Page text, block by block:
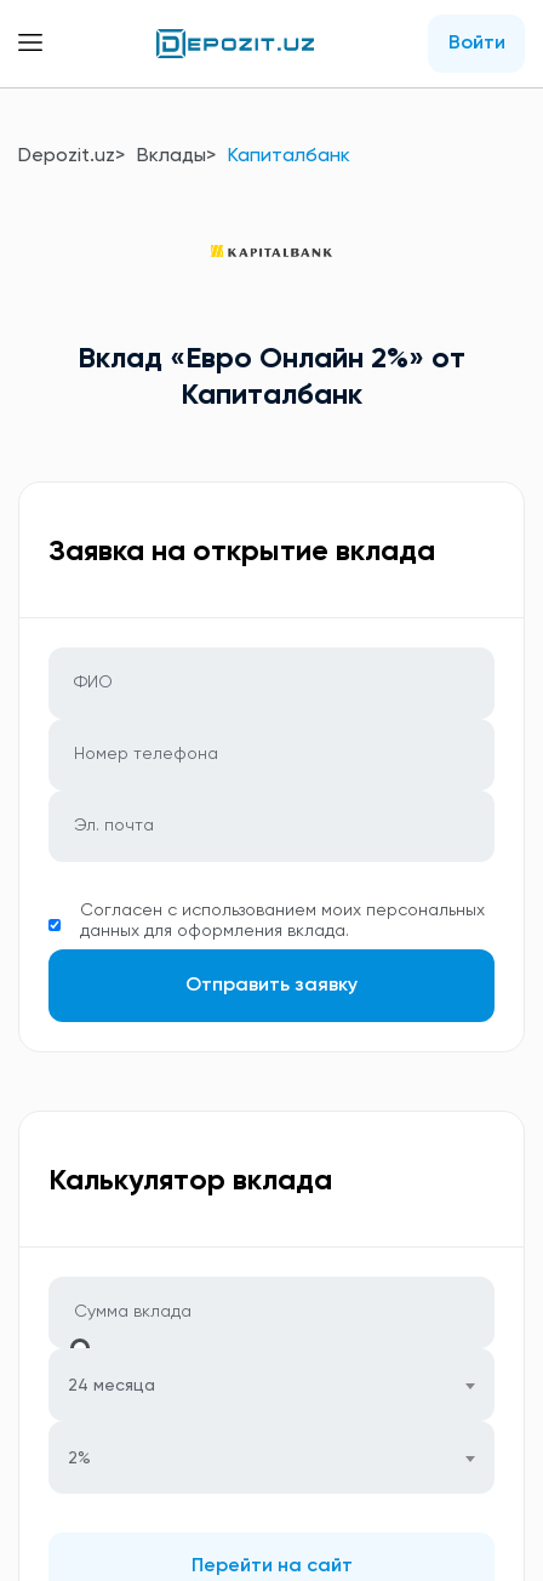
Войти
Depozit.uz Вклады Капиталбанк
Вклад «Евро Онлайн 2%» от
Капиталбанк
Заявка на открытие вклада
Согласен с использованием моих персональных
данных для оформления вклада.
Отправить заявку
Калькулятор вклада
24 месяца
2%
Перейти на сайт